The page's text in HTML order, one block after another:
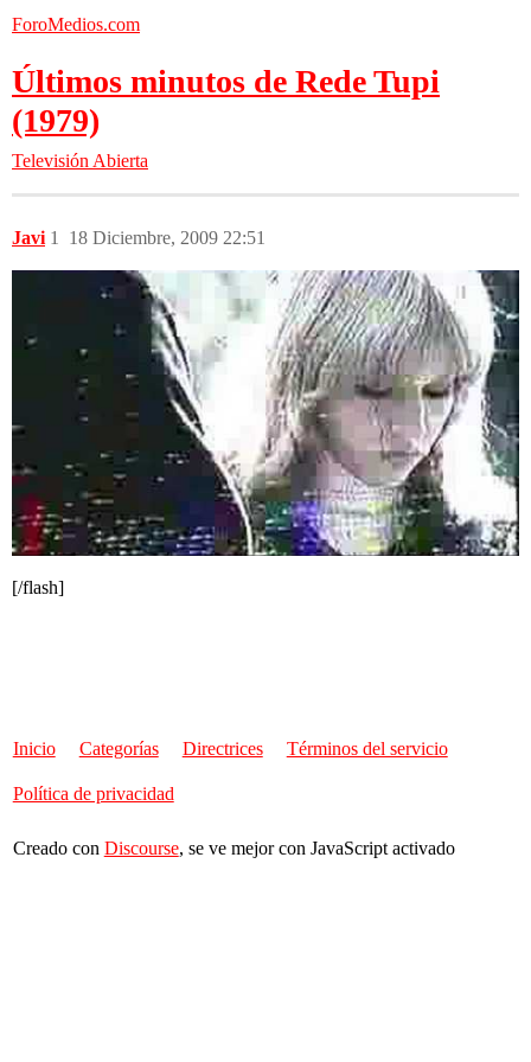
ForoMedios.com
Últimos minutos de Rede Tupi
(1979)
Televisión Abierta
Javi 18 Diciembre, 2009 22:51
1
[/flash]
Inicio Categorías Directrices Términos del servicio
Política de privacidad
Creado con Discourse, se ve mejor con JavaScript activado